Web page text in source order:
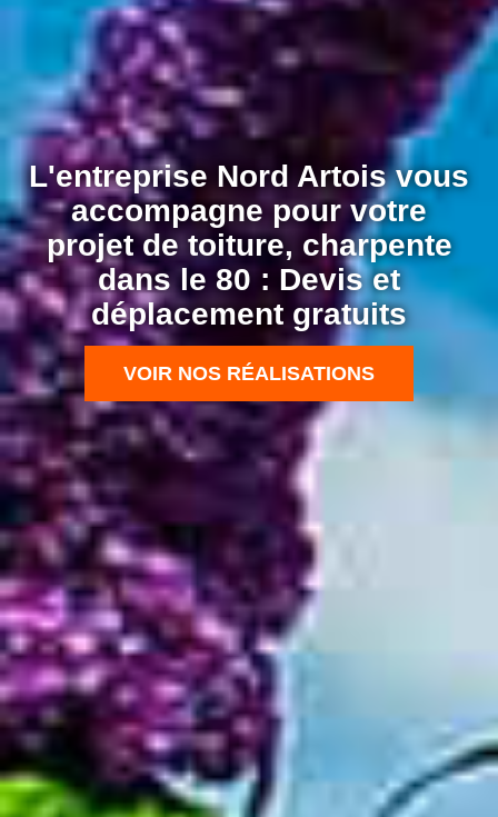
L'entreprise Nord Artois vous
accompagne pour votre
projet de toiture, charpente
dans le 80 : Devis et
déplacement gratuits
VOIR NOS RÉALISATIONS